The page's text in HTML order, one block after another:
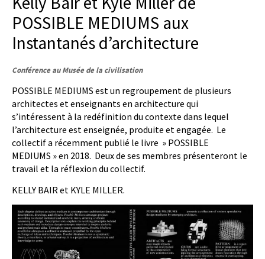
POSSIBLE MEDIUMS aux
Instantanés d’architecture
Conférence au Musée de la civilisation
POSSIBLE MEDIUMS est un regroupement de plusieurs
architectes et enseignants en architecture qui
s’intéressent à la redéfinition du contexte dans lequel
l’architecture est enseignée, produite et engagée. Le
collectif a récemment publié le livre » POSSIBLE
MEDIUMS » en 2018. Deux de ses membres présenteront le
travail et la réflexion du collectif.
KELLY BAIR et KYLE MILLER.